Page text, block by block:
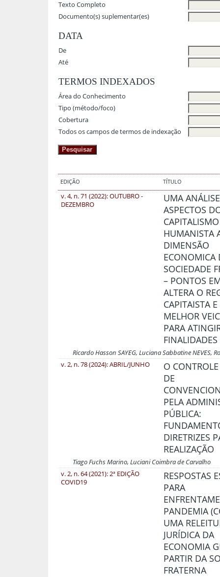
Texto Completo
Documento(s) suplementar(es)
DATA
De
Até
TERMOS INDEXADOS
Área do Conhecimento
Tipo (método/foco)
Cobertura
Todos os campos de termos de indexação
EDIÇÃO TÍTULO
v. 4, n. 71 (2022): OUTUBRO -
DEZEMBRO
UMA
ASPECTOS
CAPITALISMO
HUMANISTA
DIMENSÃO
ECONOMICA
SOCIEDADE
– PONTOS
ALTERA O
CAPITAISTA
MELHOR
PARA
FINALIDADES
Ricardo Hasson SAYEG, Luciana Sabbatine NEVES,
v. 2, n. 78 (2024): ABRIL/JUNHO
O
DE
PELA
PÚBLICA:
DIRETRIZES
REALIZAÇÃO
Tiago Fuchs Marino, Luciani Coimbra de Carvalho
v. 2, n. 64 (2021): 2ª EDIÇÃO
COVID19
RESPOSTAS
PARA
PANDEMIA
UMA
JURÍDICA DA
ECONOMIA
PARTIR DA
FRATERNA